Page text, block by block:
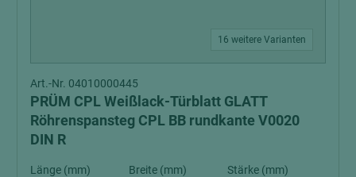
16 weitere Varianten
Art.-Nr. 04010000445
PRÜM CPL Weißlack-Türblatt GLATT
Röhrenspansteg CPL BB rundkante V0020
DIN R
Länge (mm)
Breite (mm)
Stärke (mm)